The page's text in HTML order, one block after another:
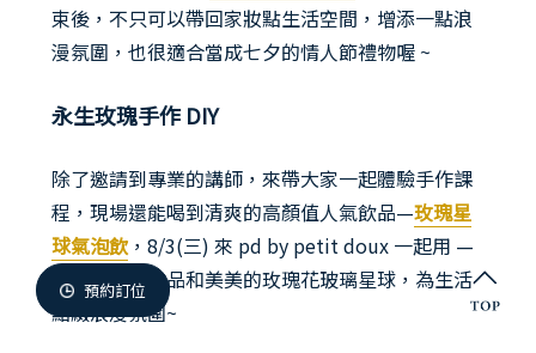
預約訂位
束後，不只可以帶回家妝點生活空間，增添一點浪
漫氛圍，也很適合當成七夕的情人節禮物喔 ~
永生玫瑰手作 DIY
除了邀請到專業的講師，來帶大家一起體驗手作課
程，現場還能喝到清爽的高顏值人氣飲品—玫瑰星
球氣泡飲，8/3(三) 來 pd by petit doux 一起用 —
夢幻的玫瑰飲品和美美的玫瑰花玻璃星球，為生活
點綴浪漫氛圍~